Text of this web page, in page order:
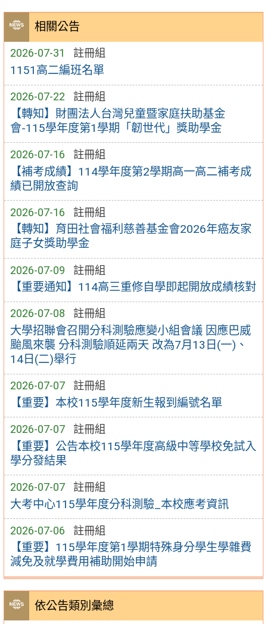
相關公告
2026-07-31 註冊組
1151高二編班名單
2026-07-22 註冊組
【轉知】財團法人台灣兒童暨家庭扶助基金
會-115學年度第1學期「韌世代」獎助學金
2026-07-16 註冊組
【補考成績】114學年度第2學期高一高二補考成
績已開放查詢
2026-07-16 註冊組
【轉知】育田社會福利慈善基金會2026年癌友家
庭子女獎助學金
2026-07-09 註冊組
【重要通知】114高三重修自學即起開放成績核對
2026-07-08 註冊組
大學招聯會召開分科測驗應變小組會議 因應巴威
颱風來襲 分科測驗順延兩天 改為7月13日(一)、
14日(二)舉行
2026-07-07 註冊組
【重要】本校115學年度新生報到編號名單
2026-07-07 註冊組
【重要】公告本校115學年度高級中等學校免試入
學分發結果
2026-07-07 註冊組
大考中心115學年度分科測驗_本校應考資訊
2026-07-06 註冊組
【重要】115學年度第1學期特殊身分學生學雜費
減免及就學費用補助開始申請
依公告類別彙總